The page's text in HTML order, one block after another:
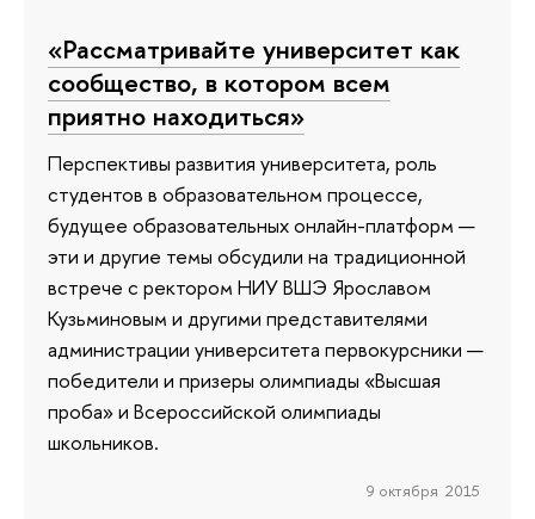
«Рассматривайте университет как
сообщество, в котором всем
приятно находиться»
Перспективы развития университета, роль
студентов в образовательном процессе,
будущее образовательных онлайн-платформ —
эти и другие темы обсудили на традиционной
встрече с ректором НИУ ВШЭ Ярославом
Кузьминовым и другими представителями
администрации университета первокурсники —
победители и призеры олимпиады «Высшая
проба» и Всероссийской олимпиады
школьников.
9 октября 2015